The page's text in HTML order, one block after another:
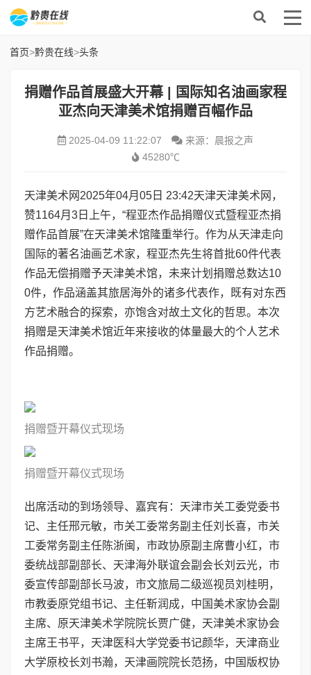
首页>黔贵在线>头条
捐赠作品首展盛大开幕 | 国际知名油画家程
亚杰向天津美术馆捐赠百幅作品
2025-04-09 11:22:07
来源：晨报之声
45280℃
天津美术网2025年04月05日 23:42天津天津美术网，
赞1164月3日上午，“程亚杰作品捐赠仪式暨程亚杰捐
赠作品首展”在天津美术馆隆重举行。作为从天津走向
国际的著名油画艺术家，程亚杰先生将首批60件代表
作品无偿捐赠予天津美术馆，未来计划捐赠总数达10
0件，作品涵盖其旅居海外的诸多代表作，既有对东西
方艺术融合的探索，亦饱含对故土文化的哲思。本次
捐赠是天津美术馆近年来接收的体量最大的个人艺术
作品捐赠。
捐赠暨开幕仪式现场
捐赠暨开幕仪式现场
出席活动的到场领导、嘉宾有：天津市关工委党委书
记、主任邢元敏，市关工委常务副主任刘长喜，市关
工委常务副主任陈浙闽，市政协原副主席曹小红，市
委统战部副部长、天津海外联谊会副会长刘云光，市
委宣传部副部长马波，市文旅局二级巡视员刘桂明，
市教委原党组书记、主任靳润成，中国美术家协会副
主席、原天津美术学院院长贾广健，天津美术家协会
主席王书平，天津医科大学党委书记颜华，天津商业
大学原校长刘书瀚，天津画院院长范扬，中国版权协